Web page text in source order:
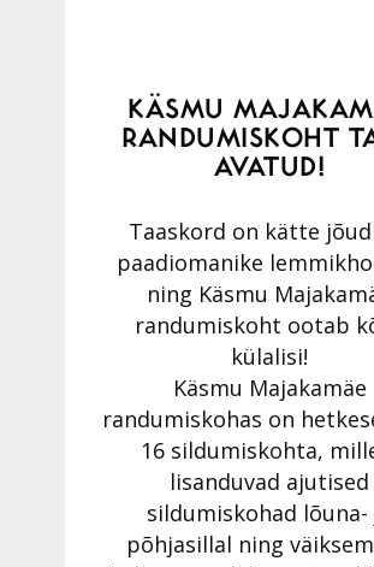
KÄSMU
RANDUMISKOHT
AVATUD!
Taaskord on kätte
paadiomanike
ning Käsmu
randumiskoht ootab
külalisi!
Käsmu Majakamäe
randumiskohas on
16 sildumiskohta,
lisanduvad ajutised
sildumiskohad lõuna-
põhjasillal ning